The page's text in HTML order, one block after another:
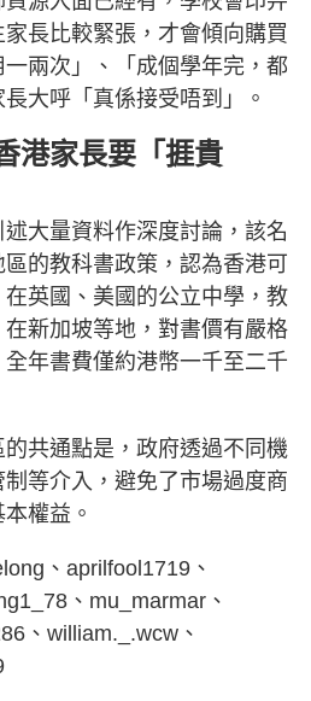
長比較緊張，才會傾向購買
兩次」、「成個學年完，都
大呼「真係接受唔到」。
港家長要「捱貴
大量資料作深度討論，該名
的教科書政策，認為香港可
英國、美國的公立中學，教
新加坡等地，對書價有嚴格
年書費僅約港幣一千至二千
共通點是，政府透過不同機
等介入，避免了市場過度商
權益。
、aprilfool1719、
、mu_marmar、
、william._.wcw、